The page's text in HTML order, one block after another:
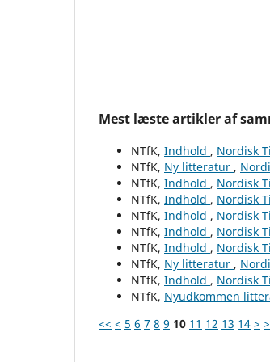
Mest læste artikler af
NTfK, Indhold , Nordisk
NTfK, Ny litteratur ,
NTfK, Indhold , Nordisk
NTfK, Indhold , Nordisk
NTfK, Indhold , Nordisk
NTfK, Indhold , Nordisk
NTfK, Indhold , Nordisk
NTfK, Ny litteratur ,
NTfK, Indhold , Nordisk
NTfK, Nyudkommen
<< < 5 6 7 8 9 10 11 12 13 14 >